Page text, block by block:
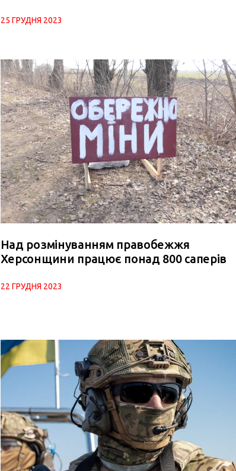
25 ГРУДНЯ 2023
Над розмінуванням правобежжя
Херсонщини працює понад 800 саперів
22 ГРУДНЯ 2023